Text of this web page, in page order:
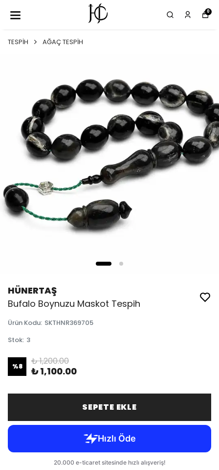
0
TESPİH AĞAÇ TESPİH
HÜNERTAŞ
Bufalo Boynuzu Maskot Tespih
Ürün Kodu: SKTHNR369705
Stok: 3
%8 ₺ 1,200.00
₺ 1,100.00
SEPETE EKLE